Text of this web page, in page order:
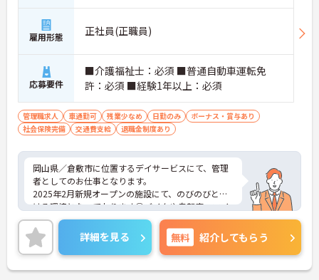
雇用形態 正社員(正職員)
応募要件
■介護福祉士：必須 ■普通自動車運転免
許：必須 ■経験1年以上：必須
管理職求人 車通勤可 残業少なめ 日勤のみ
ボーナス・賞与あり
社会保険完備
交通費支給 退職金制度あり
岡山県／倉敷市に位置するデイサービスにて、管理
者としてのお仕事となります。
2025年2月新規オープンの施設にて、のびのびと働
ける環境となっております◎バイクや自転車、マイ
カー通勤可能となっておりますので、通勤の際は心
配いりません！
ご興味ある方は面接ポイントをお伝えしますので、
お気軽にお問い合わせください♪
詳細を見る 無料 紹介してもらう